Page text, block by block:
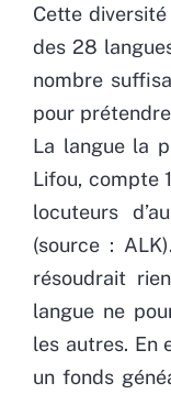
Cette
des 28
nombre
pour
La langue la
Lifou, compte
locuteurs
(source :
résoudrait
langue ne
les autres. En
un fonds